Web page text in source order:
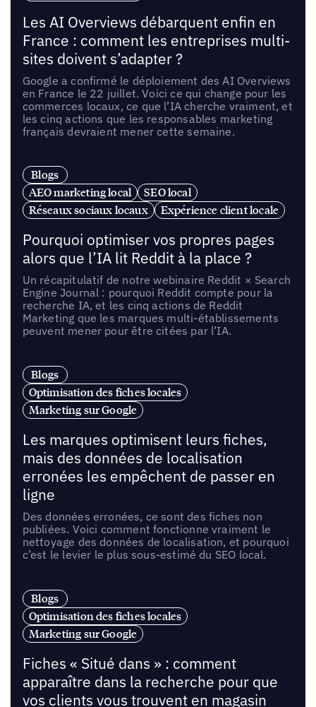
Les AI Overviews débarquent enfin en
France : comment les entreprises multi-
sites doivent s’adapter ?
Google a confirmé le déploiement des AI Overviews
en France le 22 juillet. Voici ce qui change pour les
commerces locaux, ce que l’IA cherche vraiment, et
les cinq actions que les responsables marketing
français devraient mener cette semaine.
Blogs
AEO marketing local
SEO local
Réseaux sociaux locaux
Expérience client locale
Pourquoi optimiser vos propres pages
alors que l’IA lit Reddit à la place ?
Un récapitulatif de notre webinaire Reddit × Search
Engine Journal : pourquoi Reddit compte pour la
recherche IA, et les cinq actions de Reddit
Marketing que les marques multi-établissements
peuvent mener pour être citées par l’IA.
Blogs
Optimisation des fiches locales
Marketing sur Google
Les marques optimisent leurs fiches,
mais des données de localisation
erronées les empêchent de passer en
ligne
Des données erronées, ce sont des fiches non
publiées. Voici comment fonctionne vraiment le
nettoyage des données de localisation, et pourquoi
c’est le levier le plus sous-estimé du SEO local.
Blogs
Optimisation des fiches locales
Marketing sur Google
Fiches « Situé dans » : comment
apparaître dans la recherche pour que
vos clients vous trouvent en magasin